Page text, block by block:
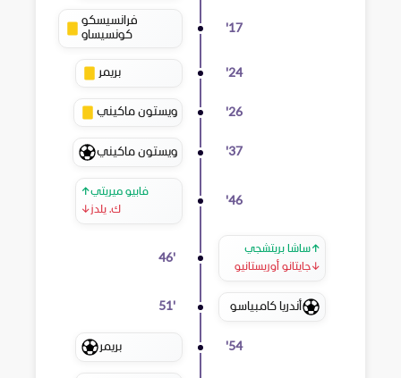
17
'
فرانسيسكو
كونسيساو
24
' بريمر
26
' ويستون ماكيني
37
' ويستون ماكيني
46
'
↑فابيو ميريتي
↓ك. يلدز
↑ساشا بريتشجي
↓جايتانو أوريستانيو
46'
أندريا كامبياسو 51'
54
' بريمر